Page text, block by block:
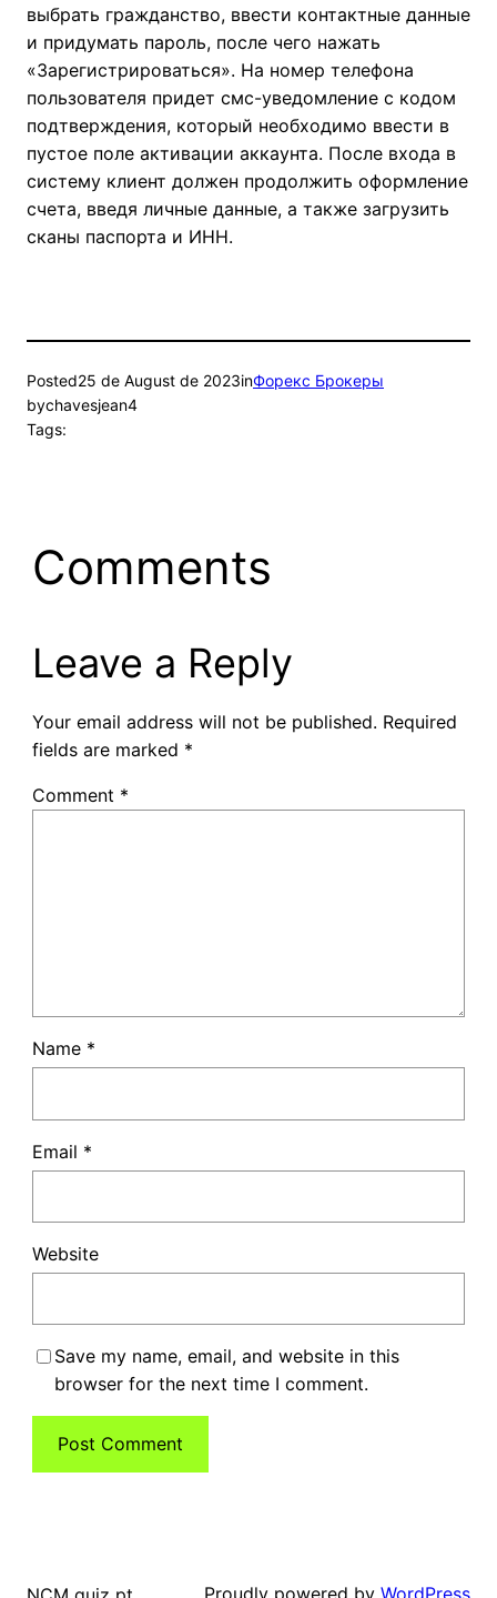
выбрать гражданство, ввести контактные данные
и придумать пароль, после чего нажать
«Зарегистрироваться». На номер телефона
пользователя придет смс-уведомление с кодом
подтверждения, который необходимо ввести в
пустое поле активации аккаунта. После входа в
систему клиент должен продолжить оформление
счета, введя личные данные, а также загрузить
сканы паспорта и ИНН.
Posted25 de August de 2023inФорекс Брокеры
bychavesjean4
Tags:
Comments
Leave a Reply
Your email address will not be published. Required
fields are marked *
Comment *
Name *
Email *
Website
Save my name, email, and website in this
browser for the next time I comment.